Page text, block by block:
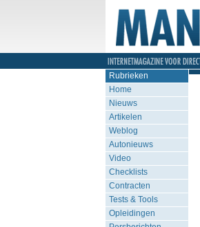
Rubrieken
Home
Nieuws
Artikelen
Weblog
Autonieuws
Video
Checklists
Contracten
Tests & Tools
Opleidingen